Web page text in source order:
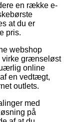
en række e-
at du er
pris.
webshop
virke grænseløst
online
en vedtægt,
outlets.
med
på